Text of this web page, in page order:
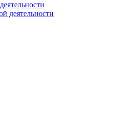
деятельности